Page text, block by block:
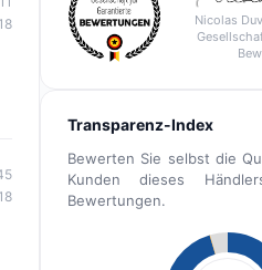
Nicolas
Transparenz-Index
Bewerten Sie selbst die
Kunden dieses
Bewertungen.